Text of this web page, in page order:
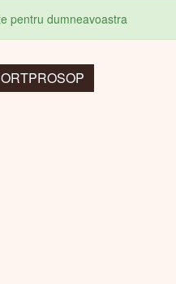
pentru dumneavoastra